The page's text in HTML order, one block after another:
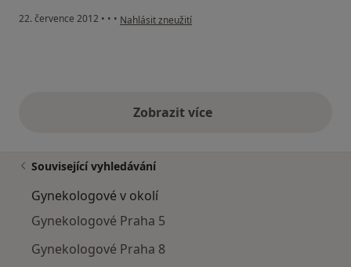
22. července 2012 • • • podle názoru uživatele Váš účet byl odstraněn
Nahlásit zneužití
Zobrazit vícevýše uvedené názory
Související vyhledávání
Gynekologové v okolí
Gynekologové Praha 5
Gynekologové Praha 8